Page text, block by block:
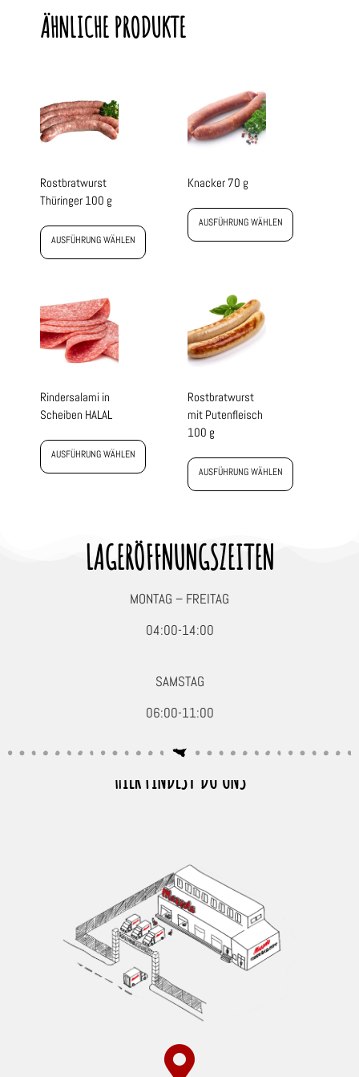
ÄHNLICHE PRODUKTE
Rostbratwurst
Thüringer 100 g
AUSFÜHRUNG WÄHLEN
Knacker 70 g
AUSFÜHRUNG WÄHLEN
Rindersalami in
Scheiben HALAL
AUSFÜHRUNG WÄHLEN
Rostbratwurst
mit Putenfleisch
100 g
AUSFÜHRUNG WÄHLEN
LAGERÖFFNUNGSZEITEN
MONTAG – FREITAG
04:00-14:00
SAMSTAG
06:00-11:00
HIER FINDEST DU UNS